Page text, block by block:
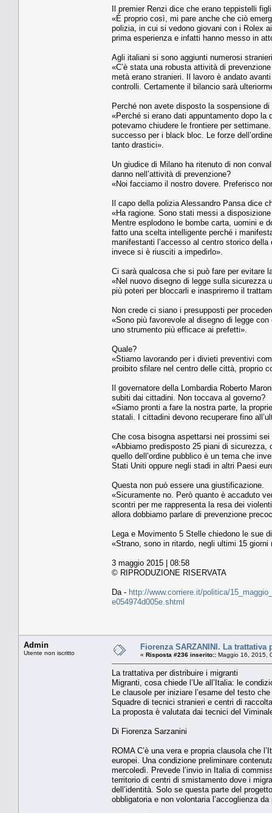
Il premier Renzi dice che erano teppistelli
«È proprio così, mi pare anche che ciò
polizia, in cui si vedono giovani con i Rolex
prima esperienza e infatti hanno messo in
Agli italiani si sono aggiunti numerosi
«C’è stata una robusta attività di
metà erano stranieri. Il lavoro è andato
controlli. Certamente il bilancio sarà
Perché non avete disposto la sospensione
«Perché si erano dati appuntamento dopo
potevamo chiudere le frontiere per
successo per i black bloc. Le forze
tanto drastici».
Un giudice di Milano ha ritenuto di non
danno nell’attività di prevenzione?
«Noi facciamo il nostro dovere. Preferisco
Il capo della polizia Alessandro Pansa dice
«Ha ragione. Sono stati messi a
Mentre esplodono le bombe carta, uomini e
fatto una scelta intelligente perché i
manifestanti l’accesso al centro storico
invece si è riusciti a impedirlo».
Ci sarà qualcosa che si può fare per evitare
«Nel nuovo disegno di legge sulla sicurezza
più poteri per bloccarli e inaspriremo il
Non crede ci siano i presupposti per
«Sono più favorevole al disegno di legge
uno strumento più efficace ai prefetti».
Quale?
«Stiamo lavorando per i divieti preventivi
proibito sfilare nel centro delle città, proprio
Il governatore della Lombardia Roberto
subiti dai cittadini. Non toccava al governo?
«Siamo pronti a fare la nostra parte, la
statali. I cittadini devono recuperare fino
Che cosa bisogna aspettarsi nei prossimi
«Abbiamo predisposto 25 piani di
quello dell’ordine pubblico è un tema che
Stati Uniti oppure negli stadi in altri Paesi
Questa non può essere una giustificazione.
«Sicuramente no. Però quanto è accaduto
scontri per me rappresenta la resa dei
allora dobbiamo parlare di prevenzione
Lega e Movimento 5 Stelle chiedono le sue
«Strano, sono in ritardo, negli ultimi 15
3 maggio 2015 | 08:58
© RIPRODUZIONE RISERVATA
Da - http://www.corriere.it/politica/
e054974d005e.shtml
Admin
Utente non iscritto
Fiorenza SARZANINI. La
« Risposta #236 inserito:: Maggio 16, 2015,
La trattativa per distribuire i migranti
Migranti, cosa chiede l’Ue all’Italia: le
Le clausole per iniziare l’esame del testo
Squadre di tecnici stranieri e centri di
La proposta è valutata dai tecnici del
Di Fiorenza Sarzanini
ROMA C’è una vera e propria clausola che
europei. Una condizione preliminare
mercoledì. Prevede l’invio in Italia di
territorio di centri di smistamento dove i
dell’identità. Solo se questa parte del
obbligatoria e non volontaria l’accoglienza